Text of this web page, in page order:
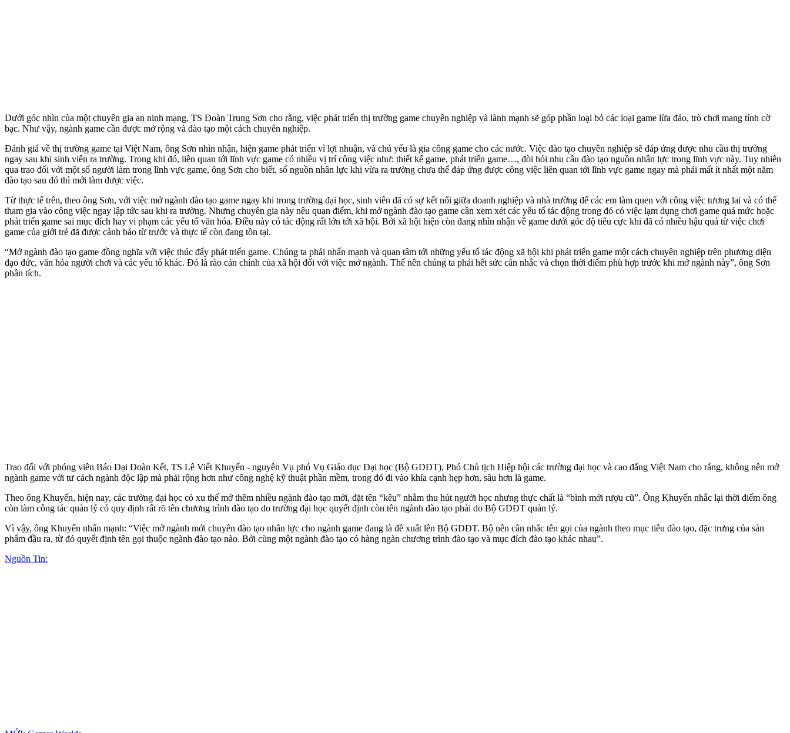
Dưới góc nhìn của một chuyên gia an ninh mạng, TS Đoàn Trung Sơn cho rằng, việc phát triển thị trường game chuyên nghiệp và lành mạnh sẽ góp phần loại bỏ các loại game lừa đảo, trò chơi mang tính cờ
bạc. Như vậy, ngành game cần được mở rộng và đào tạo một cách chuyên nghiệp.
Đánh giá về thị trường game tại Việt Nam, ông Sơn nhìn nhận, hiện game phát triển vì lợi nhuận, và chủ yếu là gia công game cho các nước. Việc đào tạo chuyên nghiệp sẽ đáp ứng được nhu cầu thị trường
ngay sau khi sinh viên ra trường. Trong khi đó, liên quan tới lĩnh vực game có nhiều vị trí công việc như: thiết kế game, phát triển game…, đòi hỏi nhu cầu đào tạo nguồn nhân lực trong lĩnh vực này. Tuy nhiên
qua trao đổi với một số người làm trong lĩnh vực game, ông Sơn cho biết, số nguồn nhân lực khi vừa ra trường chưa thể đáp ứng được công việc liên quan tới lĩnh vực game ngay mà phải mất ít nhất một năm
đào tạo sau đó thì mới làm được việc.
Từ thực tế trên, theo ông Sơn, với việc mở ngành đào tạo game ngay khi trong trường đại học, sinh viên đã có sự kết nối giữa doanh nghiệp và nhà trường để các em làm quen với công việc tương lai và có thể
tham gia vào công việc ngay lập tức sau khi ra trường. Nhưng chuyên gia này nêu quan điểm, khi mở ngành đào tạo game cần xem xét các yếu tố tác động trong đó có việc lạ‌m dụn‌g chơi game quá mức hoặc
phát triển game sai mục đích hay vi phạm các yếu tố văn hóa. Điều này có tác động rất lớn tới xã hội. Bởi xã hội hiện còn đang nhìn nhận về game dưới góc độ tiêu cực khi đã có nhiều hậu quả từ việc chơi
game của giới trẻ đã được cảnh báo từ trước và thực tế còn đang tồn tại.
“Mở ngành đào tạo game đồng nghĩa với việc thúc đẩy phát triển game. Chúng ta phải nhấn mạnh và quan tâm tới những yếu tố tác động xã hội khi phát triển game một cách chuyên nghiệp trên phương diện
đạo đức, văn hóa người chơi và các yếu tố khác. Đó là rào cản chính của xã hội đối với việc mở ngành. Thế nên chúng ta phải hết sức cân nhắc và chọn thời điểm phù hợp trước khi mở ngành này”, ông Sơn
phân tích.
Trao đổi với phóng viên Báo Đại Đoàn Kết, TS Lê Viết Khuyến - nguyên Vụ phó Vụ Giáo dục Đại học (Bộ GDĐT), Phó Chủ tịch Hiệp hội các trường đại học và cao đẳng Việt Nam cho rằng, không nên mở
ngành game với tư cách ngành độc lập mà phải rộng hơn như công nghệ kỹ thuật phần mềm, trong đó đi vào khía cạnh hẹp hơn, sâu hơn là game.
Theo ông Khuyến, hiện nay, các trường đại học có xu thế mở thêm nhiều ngành đào tạo mới, đặt tên “kêu” nhằm thu hút người học nhưng thực chất là “bình mới rượu cũ”. Ông Khuyến nhắc lại thời điểm ông
còn làm công tác quản lý có quy định rất rõ tên chương trình đào tạo do trường đại học quyết định còn tên ngành đào tạo phải do Bộ GDĐT quản lý.
Vì vậy, ông Khuyến nhấn mạnh: “Việc mở ngành mới chuyên đào tạo nhân lực cho ngành game đang là đề xuất lên Bộ GDĐT. Bộ nên cân nhắc tên gọi của ngành theo mục tiêu đào tạo, đặc trưng của sản
phẩm đầu ra, từ đó quyết định tên gọi thuộc ngành đào tạo nào. Bởi cùng một ngành đào tạo có hàng ngàn chương trình đào tạo và mục đích đào tạo khác nhau”.
Nguồn Tin: